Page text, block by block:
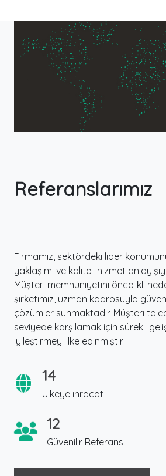
Referanslarımız
Firmamız, sektördeki lider
yaklaşımı ve kaliteli hizmet
Müşteri memnuniyetini öncelikli
şirketimiz, uzman kadrosuyla
çözümler sunmaktadır. Müşteri
seviyede karşılamak için sürekli
iyileştirmeyi ilke edinmiştir.
14
Ülkeye ihracat
12
Güvenilir Referans